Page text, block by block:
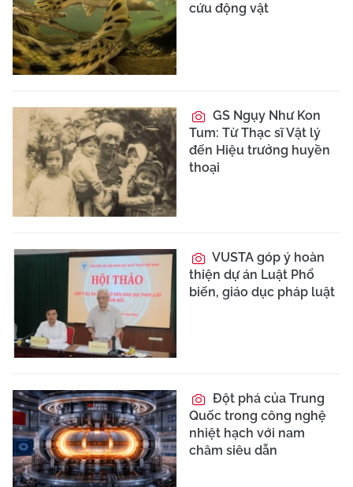
cứu động vật
GS Ngụy Như Kon
Tum: Từ Thạc sĩ Vật lý
đến Hiệu trưởng huyền
thoại
VUSTA góp ý hoàn
thiện dự án Luật Phổ
biến, giáo dục pháp luật
Đột phá của Trung
Quốc trong công nghệ
nhiệt hạch với nam
châm siêu dẫn